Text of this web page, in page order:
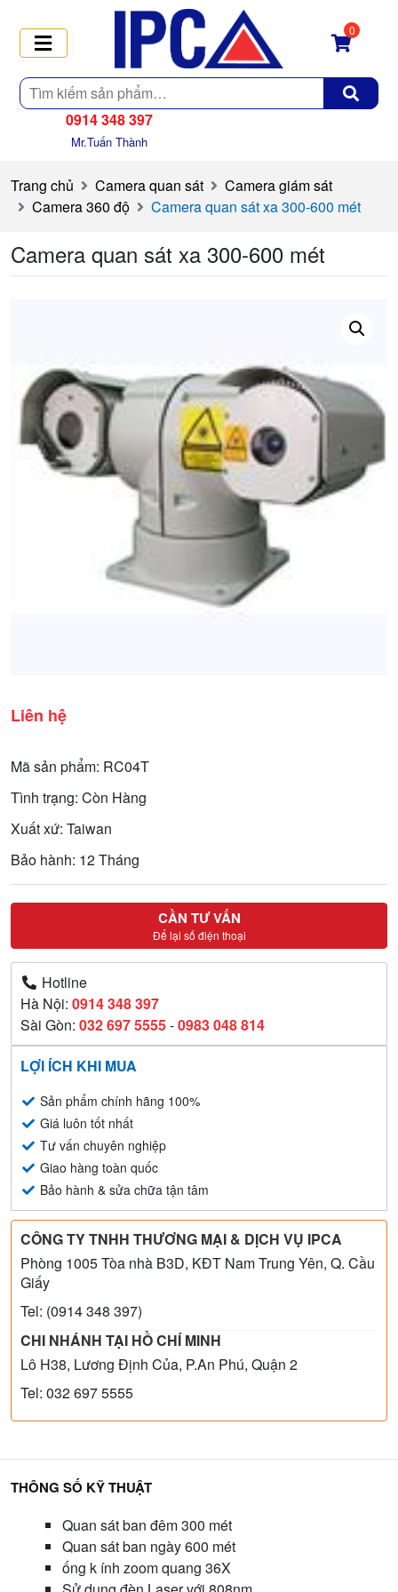
Tìm
kiếm
0
0914 348 397
Mr.Tuấn Thành
Trang chủ Camera quan sát
Camera giám sát
Camera 360 độ
Camera quan sát xa 300-600 mét
Camera quan sát xa 300-600 mét
Liên hệ
Mã sản phẩm: RC04T
Tình trạng: Còn Hàng
Xuất xứ: Taiwan
Bảo hành: 12 Tháng
CẦN TƯ VẤN
Để lại số điện thoại
Hotline
Hà Nội: 0914 348 397
Sài Gòn: 032 697 5555-0983 048 814
LỢI ÍCH KHI MUA
Sản phẩm chính hãng 100%
Giá luôn tốt nhất
Tư vấn chuyên nghiệp
Giao hàng toàn quốc
Bảo hành & sửa chữa tận tâm
CÔNG TY TNHH THƯƠNG MẠI & DỊCH VỤ IPCA
Phòng 1005 Tòa nhà B3D, KĐT Nam Trung Yên, Q. Cầu
Giấy
Tel: (0914 348 397)
CHI NHÁNH TẠI HỒ CHÍ MINH
Lô H38, Lương Định Của, P.An Phú, Quận 2
Tel: 032 697 5555
Quan sát ban đêm 300 mét
Quan sát ban ngày 600 mét
ống k ính zoom quang 36X
THÔNG SỐ KỸ THUẬT